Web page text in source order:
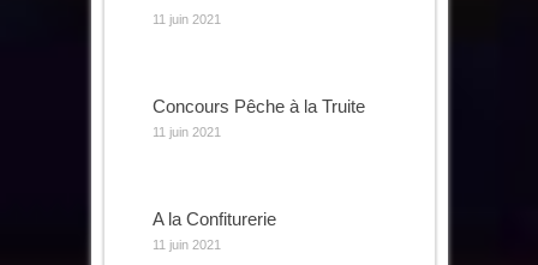
11 juin 2021
Concours Pêche à la Truite
11 juin 2021
A la Confiturerie
11 juin 2021